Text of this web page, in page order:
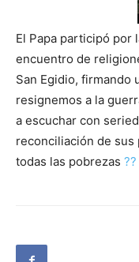
El Papa participó por
encuentro de
San Egidio, firmando
resignemos a la
a escuchar con
reconciliación de sus
todas las pobrezas